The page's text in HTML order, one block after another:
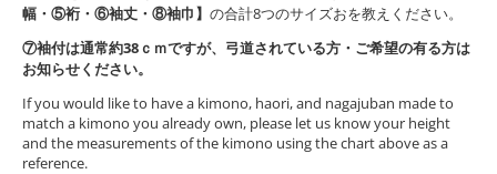
幅・⑤裄・⑥袖丈・⑧袖巾】 の合計8つのサイズおを教えください。
⑦袖付は通常約38ｃｍですが、弓道されている方・ご希望の有る方は
お知らせください。
If you would like to have a kimono, haori, and nagajuban made to
match a kimono you already own, please let us know your height
and the measurements of the kimono using the chart above as a
reference.